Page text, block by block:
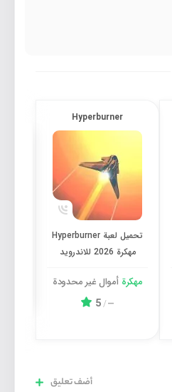
Hyperburner
تحميل لعبة Hyperburner مهكرة 2026 للاندرويد
تحميل لعبة Hyperburner
مهكرة 2026 للاندرويد
مهكرةأموال غیر محدودة
—
/
5
أضف تعليق